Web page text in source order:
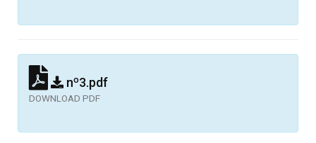
nº3.pdf
DOWNLOAD PDF